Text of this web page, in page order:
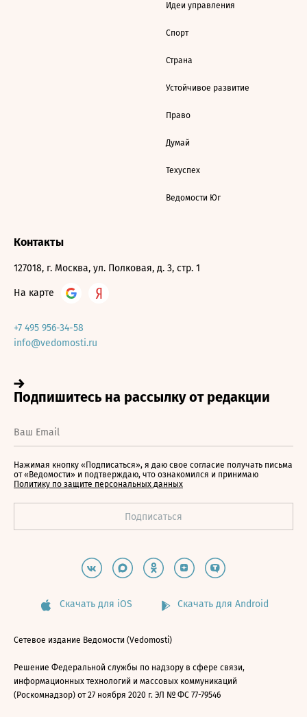
Идеи управления
Спорт
Страна
Устойчивое развитие
Право
Думай
Техуспех
Ведомости Юг
Контакты
127018, г. Москва, ул. Полковая, д. 3, стр. 1
На карте
+7 495 956-34-58
info@vedomosti.ru
Нажимая кнопку «Подписаться», я даю свое согласие получать письма
от «Ведомости» и подтверждаю, что ознакомился и принимаю
Политику по защите персональных данных
Скачать для iOS Скачать для Android
Сетевое издание Ведомости (Vedomosti)
Решение Федеральной службы по надзору в сфере связи,
информационных технологий и массовых коммуникаций
(Роскомнадзор) от 27 ноября 2020 г. ЭЛ № ФС 77-79546